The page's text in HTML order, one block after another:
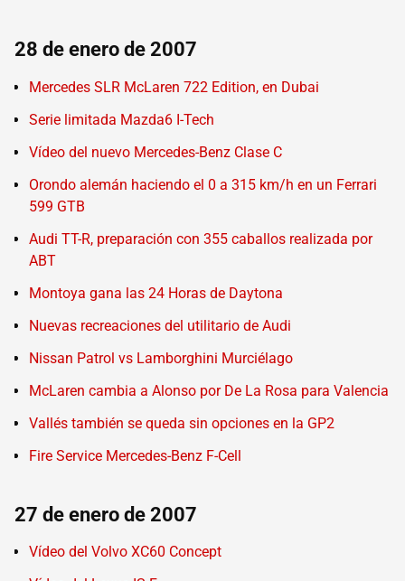
28 de enero de 2007
Mercedes SLR McLaren 722 Edition, en Dubai
Serie limitada Mazda6 I-Tech
Vídeo del nuevo Mercedes-Benz Clase C
Orondo alemán haciendo el 0 a 315 km/h en un Ferrari
599 GTB
Audi TT-R, preparación con 355 caballos realizada por
ABT
Montoya gana las 24 Horas de Daytona
Nuevas recreaciones del utilitario de Audi
Nissan Patrol vs Lamborghini Murciélago
McLaren cambia a Alonso por De La Rosa para Valencia
Vallés también se queda sin opciones en la GP2
Fire Service Mercedes-Benz F-Cell
27 de enero de 2007
Vídeo del Volvo XC60 Concept